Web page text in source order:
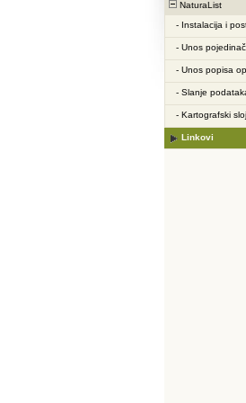
NaturaList
- Instalacija i
- Unos
- Unos popisa
- Slanje
- Kartografski
Linkovi